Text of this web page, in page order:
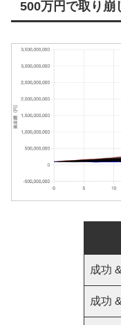
500万円で取り崩
成功
成功